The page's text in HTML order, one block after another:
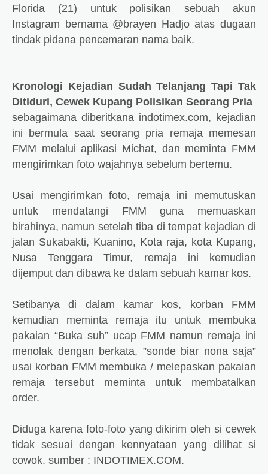
Florida (21) untuk polisikan sebuah akun
Instagram bernama @brayen Hadjoatas dugaan
tindak pidana pencemaran nama baik.
Kronologi Kejadian Sudah Telanjang Tapi Tak
Ditiduri, Cewek Kupang Polisikan Seorang Pria
sebagaimana diberitkana indotimex.com, kejadian
ini bermula saat seorang pria remaja memesan
FMM melalui aplikasi Michat, dan meminta FMM
mengirimkan foto wajahnya sebelum bertemu.
Usai mengirimkan foto, remaja ini memutuskan
untuk mendatangi FMM guna memuaskan
birahinya, namun setelah tiba di tempat kejadian di
jalan Sukabakti, Kuanino, Kota raja, kota Kupang,
Nusa Tenggara Timur, remaja ini kemudian
dijemput dan dibawa ke dalam sebuah kamar kos.
Setibanya di dalam kamar kos, korban FMM
kemudian meminta remaja itu untuk membuka
pakaian “Buka suh” ucap FMM namun remaja ini
menolak dengan berkata, ”sonde biar nona saja”
usai korban FMM membuka / melepaskan pakaian
remaja tersebut meminta untuk membatalkan
order.
Diduga karena foto-foto yang dikirim oleh si cewek
tidak sesuai dengan kennyataan yang dilihat si
cowok. sumber : INDOTIMEX.COM.